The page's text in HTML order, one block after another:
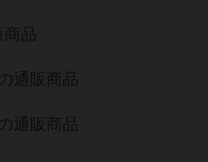
品
通販商品
通販商品